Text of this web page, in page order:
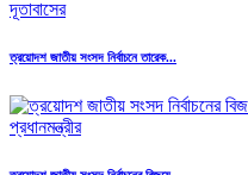
ত্রয়োদশ জাতীয় সংসদ নির্বাচনে তারেক...